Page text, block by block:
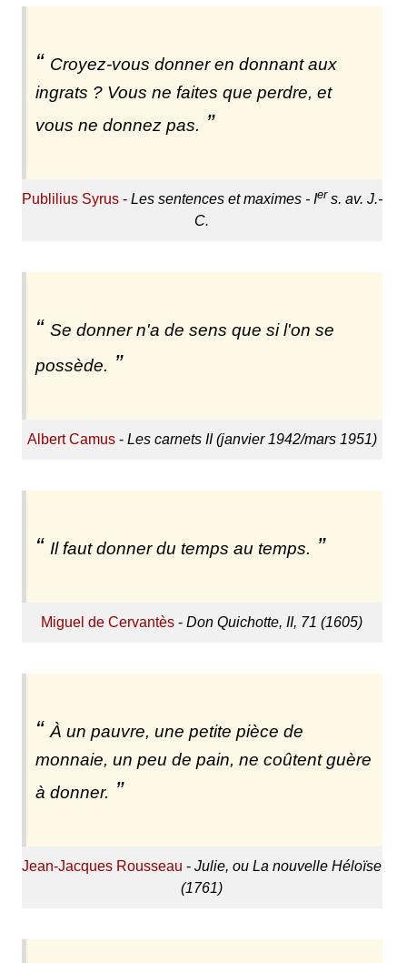
Croyez-vous donner en donnant aux
ingrats ? Vous ne faites que perdre, et
vous ne donnez pas.
Publilius Syrus- Les sentences et maximes - Iers. av. J.-
C.
Se donner n'a de sens que si l'on se
possède.
Albert Camus- Les carnets II (janvier 1942/mars 1951)
Il faut donner du temps au temps.
Miguel de Cervantès -Don Quichotte, II, 71 (1605)
À un pauvre, une petite pièce de
monnaie, un peu de pain, ne coûtent guère
à donner.
Jean-Jacques Rousseau -Julie, ou La nouvelle Héloïse
(1761)